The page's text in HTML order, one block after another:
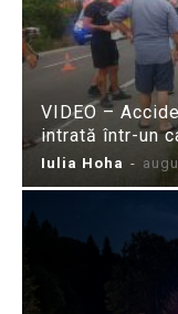
VIDEO –
intrată într-un
Iulia Hoha -